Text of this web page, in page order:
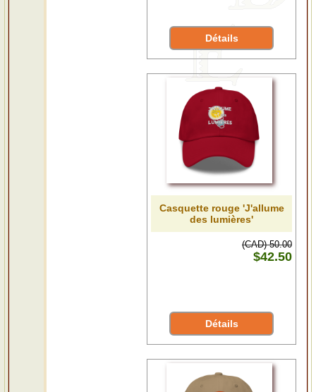
Détails
Casquette rouge 'J'allume
des lumières'
(CAD) 50.00
$42.50
Détails